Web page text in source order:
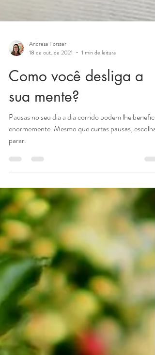
Andresa Forster
18 de out. de 2021
1 min de leitura
Como você desliga a
sua mente?
Pausas no seu dia a dia corrido podem lhe
enormemente. Mesmo que curtas pausas, escolha
parar.